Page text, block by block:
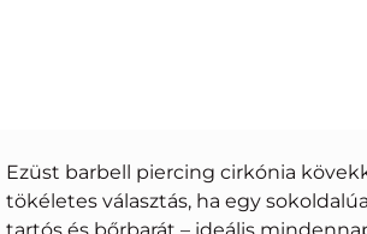
Ezüst barbell piercing cirkónia
tökéletes választás, ha egy